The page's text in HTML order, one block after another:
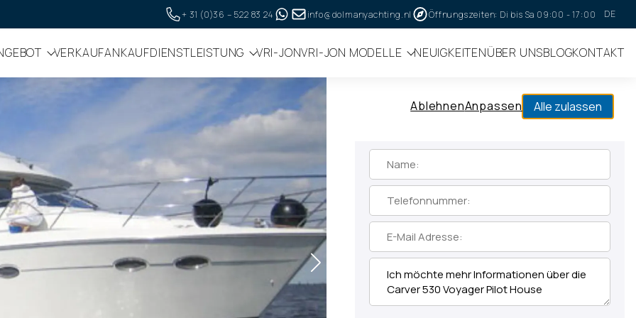
+ 31 (0)36 – 522 83 24 info@dolmanyachting.nl Öffnungszeiten: Di bis Sa 09:00 - 17:00 DE
VERKAUFANKAUFDIENSTLEISTUNG VRI-JONVRI-JON MODELLE NEUIGKEITENÜBER UNSBLOGKONTAKT
Informationsanfrage
Mehr Informationen zu den Carver 530
Website ordnungsgemäß funktioniert. Lesen Sie mehr über unsere Verwendung von Cookies in unserer
stimmen Sie dem zu.
Alle zulassen
Anpassen
Ablehnen